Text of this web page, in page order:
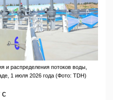
и распределения потоков воды,
1 июля 2026 года (Фото: TDH)
с